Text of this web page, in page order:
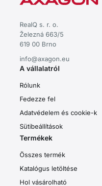
RealQ s. r. o.
Železná 663/5
619 00 Brno
info@axagon.eu
A vállalatról
Rólunk
Fedezze fel
Adatvédelem és cookie-k
Sütibeállítások
Termékek
Összes termék
Katalógus letöltése
Hol vásárolható